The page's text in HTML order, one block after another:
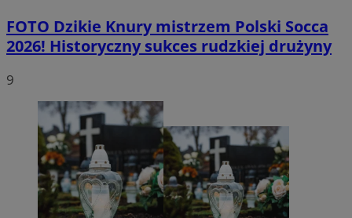
FOTO Dzikie Knury mistrzem Polski Socca
2026! Historyczny sukces rudzkiej drużyny
9